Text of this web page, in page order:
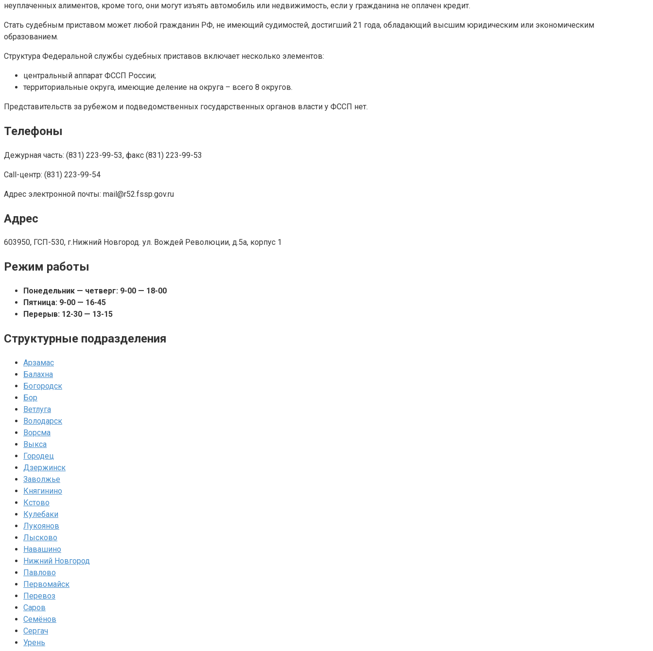
неуплаченных алиментов, кроме того, они могут изъять автомобиль или недвижимость, если у гражданина не оплачен кредит.
Стать судебным приставом может любой гражданин РФ, не имеющий судимостей, достигший 21 года, обладающий высшим юридическим или экономическим
образованием.
Структура Федеральной службы судебных приставов включает несколько элементов:
центральный аппарат ФССП России;
территориальные округа, имеющие деление на округа – всего 8 округов.
Представительств за рубежом и подведомственных государственных органов власти у ФССП нет.
Телефоны
Дежурная часть: (831) 223-99-53, факс (831) 223-99-53
Call-центр: (831) 223-99-54
Адрес электронной почты: mail@r52.fssp.gov.ru
Адрес
603950, ГСП-530, г.Нижний Новгород. ул. Вождей Революции, д.5а, корпус 1
Режим работы
Понедельник — четверг: 9-00 — 18-00
Пятница: 9-00 — 16-45
Перерыв: 12-30 — 13-15
Структурные подразделения
Арзамас
Балахна
Богородск
Бор
Ветлуга
Володарск
Ворсма
Выкса
Городец
Дзержинск
Заволжье
Княгинино
Кстово
Кулебаки
Лукоянов
Лысково
Навашино
Нижний Новгород
Павлово
Первомайск
Перевоз
Саров
Семёнов
Сергач
Урень